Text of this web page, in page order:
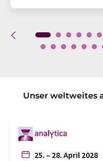
Unser weltweites
25. – 28. April 2028